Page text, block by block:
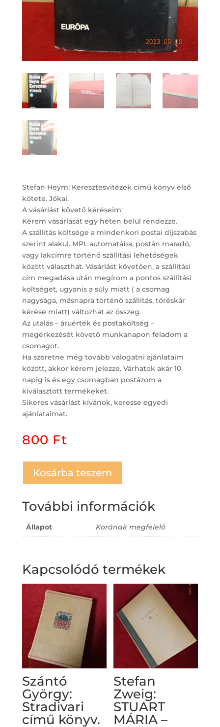
Stefan Heym: Keresztesvitézek című könyv első
kötete. Jókai.
A vásárlást követő kéréseim:
Kérem vásárlását egy héten belül rendezze.
A szállítás költsége a mindenkori postai díjszabás
szerint alakul. MPL automatába, postán maradó,
vagy lakcímre történő szállítási lehetőségek
között választhat. Vásárlást követően, a szállítási
cím megadása után megírom a pontos szállítási
költséget, ugyanis a súly miatt ( a csomag
nagysága, másnapra történő szállítás, töréskár
kérése miatt) változhat az összeg.
Az utalás – áruérték és postaköltség –
megérkezését követő munkanapon feladom a
csomagot.
Ha szeretne még tovább válogatni ajánlataim
között, akkor kérem jelezze. Várhatok akár 10
napig is és egy csomagban postázom a
kiválasztott termékeket.
Sikeres vásárlást kívánok, keresse egyedi
ajánlataimat.
800 Ft
Kosárba teszem
További információk
Állapot Korának megfelelő
Kapcsolódó termékek
Szántó
György:
Stradivari
című könyv.
Stefan
Zweig:
STUART
MÁRIA –